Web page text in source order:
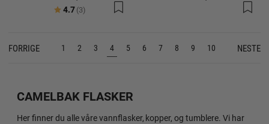
Karakter:
4.7(3) av 5 mulige
FORRIGE 1 2 3 4 5 6 7 8 9 10 NESTE
CAMELBAK FLASKER
Her finner du alle våre vannflasker, kopper, og tumblere. Vi har